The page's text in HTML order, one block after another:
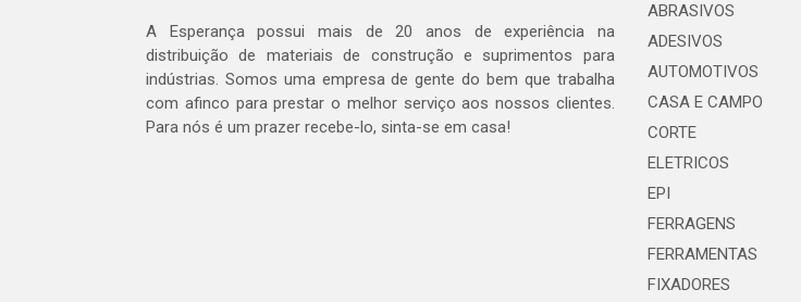
A Esperança possui mais de 20 anos de experiência na
distribuição de materiais de construção e suprimentos para
indústrias. Somos uma empresa de gente do bem que trabalha
com afinco para prestar o melhor serviço aos nossos clientes.
Para nós é um prazer recebe-lo, sinta-se em casa!
ABRASIVOS
ADESIVOS
AUTOMOTIVOS
CASA E CAMPO
CORTE
ELETRICOS
EPI
FERRAGENS
FERRAMENTAS
FIXADORES